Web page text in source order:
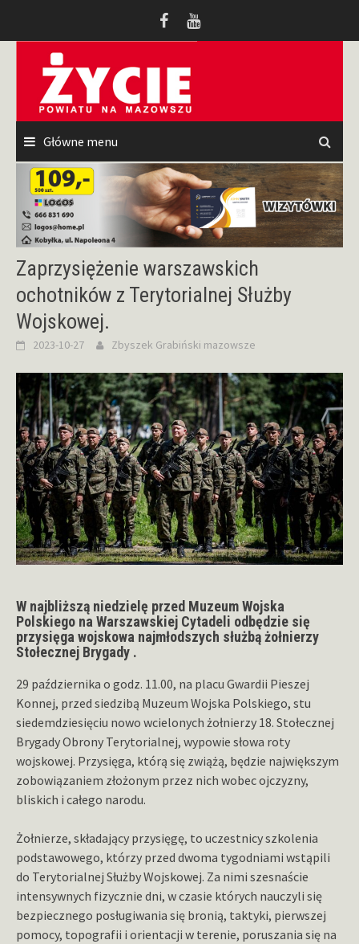
Główne menu
Zaprzysiężenie warszawskich
ochotników z Terytorialnej Służby
Wojskowej.
2023-10-27 Zbyszek Grabiński mazowsze
W najbliższą niedzielę przed Muzeum Wojska
Polskiego na Warszawskiej Cytadeli odbędzie się
przysięga wojskowa najmłodszych służbą żołnierzy
Stołecznej Brygady .
29 października o godz. 11.00, na placu Gwardii Pieszej
Konnej, przed siedzibą Muzeum Wojska Polskiego, stu
siedemdziesięciu nowo wcielonych żołnierzy 18. Stołecznej
Brygady Obrony Terytorialnej, wypowie słowa roty
wojskowej. Przysięga, którą się zwiążą, będzie największym
zobowiązaniem złożonym przez nich wobec ojczyzny,
bliskich i całego narodu.
Żołnierze, składający przysięgę, to uczestnicy szkolenia
podstawowego, którzy przed dwoma tygodniami wstąpili
do Terytorialnej Służby Wojskowej. Za nimi szesnaście
intensywnych fizycznie dni, w czasie których nauczyli się
bezpiecznego posługiwania się bronią, taktyki, pierwszej
pomocy, topografii i orientacji w terenie, poruszania się na